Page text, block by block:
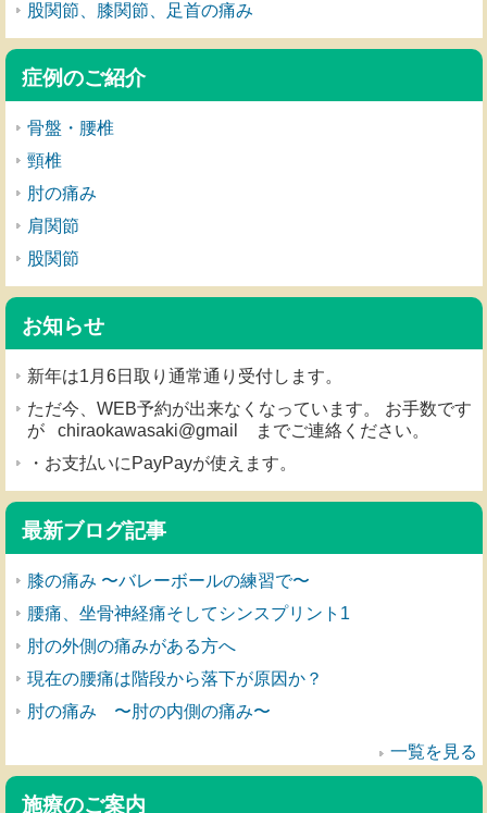
股関節、膝関節、足首の痛み
症例のご紹介
骨盤・腰椎
頸椎
肘の痛み
肩関節
股関節
お知らせ
新年は1月6日取り通常通り受付します。
ただ今、WEB予約が出来なくなっています。 お手数です
が chiraokawasaki@gmail までご連絡ください。
・お支払いにPayPayが使えます。
最新ブログ記事
膝の痛み 〜バレーボールの練習で〜
腰痛、坐骨神経痛そしてシンスプリント1
肘の外側の痛みがある方へ
現在の腰痛は階段から落下が原因か？
肘の痛み 〜肘の内側の痛み〜
一覧を見る
施療のご案内